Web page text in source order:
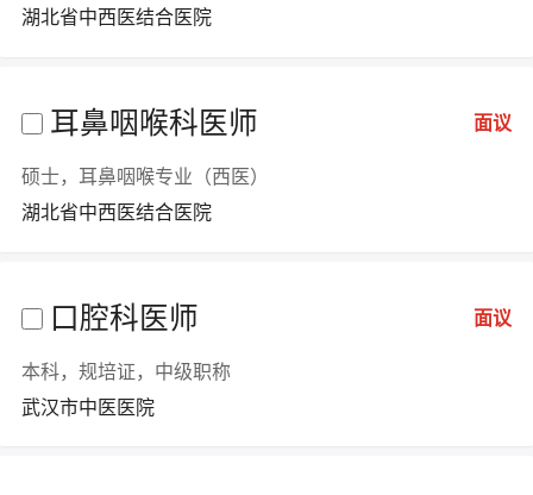
湖北省中西医结合医院
耳鼻咽喉科医师 面议
硕士，耳鼻咽喉专业（西医）
湖北省中西医结合医院
口腔科医师 面议
本科，规培证，中级职称
武汉市中医医院